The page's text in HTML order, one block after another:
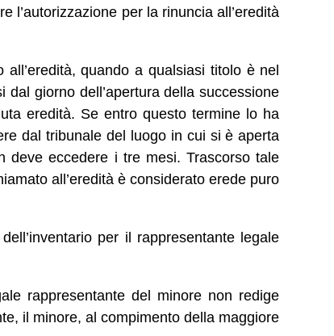
l’autorizzazione per la rinuncia all’eredità
quando a qualsiasi titolo è nel
giorno dell’apertura della successione
eredità. Se entro questo termine lo ha
dal tribunale del luogo in cui si è aperta
deve eccedere i tre mesi. Trascorso tale
all’eredità è considerato erede puro
per il rappresentante legale
rappresentante del minore non redige
il minore, al compimento della maggiore